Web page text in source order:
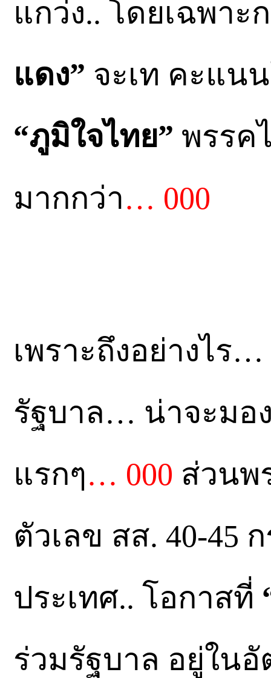
แกว่ง.. โดยเฉพาะ
แดง” จะเท คะแน
“ภูมิใจไทย” พรรค
มากกว่า… 000
เพราะถึงอย่างไร
รัฐบาล… น่าจะมอ
แรกๆ… 000 ส่วนพ
ตัวเลข สส. 40-45
ประเทศ.. โอกาสที่
ร่วมรัฐบาล อยู่ใน